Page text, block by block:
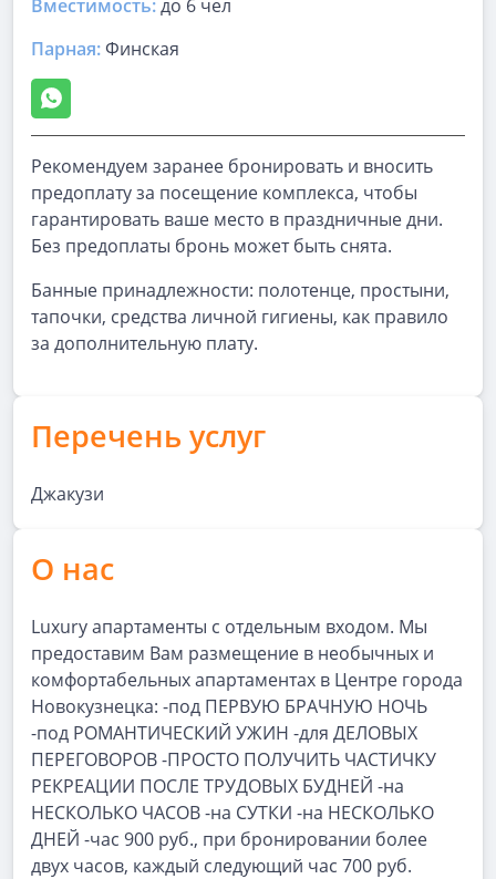
Вместимость:до 6 чел
Парная:Финская
Рекомендуем заранее бронировать и вносить
предоплату за посещение комплекса, чтобы
гарантировать ваше место в праздничные дни.
Без предоплаты бронь может быть снята.
Банные принадлежности: полотенце, простыни,
тапочки, средства личной гигиены, как правило
за дополнительную плату.
Перечень услуг
Джакузи
О нас
Luxury апартаменты с отдельным входом. Мы
предоставим Вам размещение в необычных и
комфортабельных апартаментах в Центре города
Новокузнецка: -под ПЕРВУЮ БРАЧНУЮ НОЧЬ
-под РОМАНТИЧЕСКИЙ УЖИН -для ДЕЛОВЫХ
ПЕРЕГОВОРОВ -ПРОСТО ПОЛУЧИТЬ ЧАСТИЧКУ
РЕКРЕАЦИИ ПОСЛЕ ТРУДОВЫХ БУДНЕЙ -на
НЕСКОЛЬКО ЧАСОВ -на СУТКИ -на НЕСКОЛЬКО
ДНЕЙ -час 900 руб., при бронировании более
двух часов, каждый следующий час 700 руб.